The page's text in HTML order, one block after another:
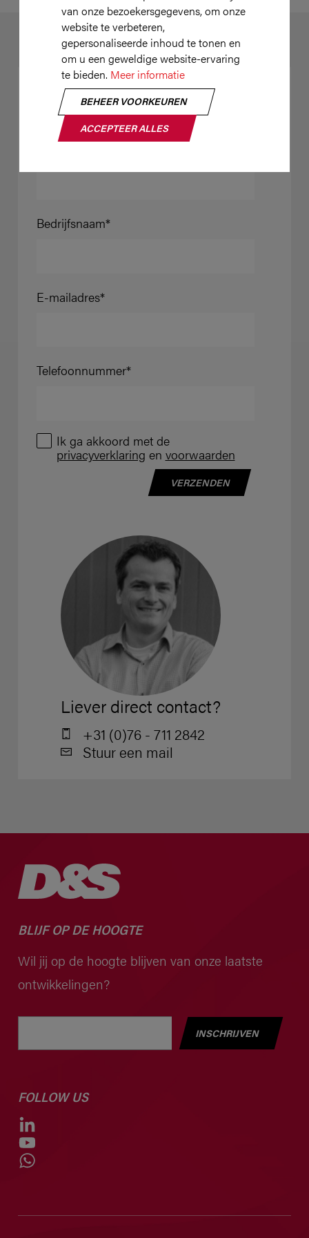
van onze bezoekersgegevens, om onze
website te verbeteren,
gepersonaliseerde inhoud te tonen en
om u een geweldige website-ervaring
te bieden. Meer informatie
BEHEER VOORKEUREN
ACCEPTEER ALLES
EEN VRAAG STELLEN?
MAIL ONS GERUST
Bedrijfsnaam
E-mailadres
Telefoonnummer
Ik ga akkoord met de
privacyverklaring en voorwaarden
VERZENDEN
Liever direct contact?
+31 (0)76 - 711 2842
Stuur een mail
BLIJF OP DE HOOGTE
Wil jij op de hoogte blijven van onze laatste
ontwikkelingen?
INSCHRIJVEN
FOLLOW US